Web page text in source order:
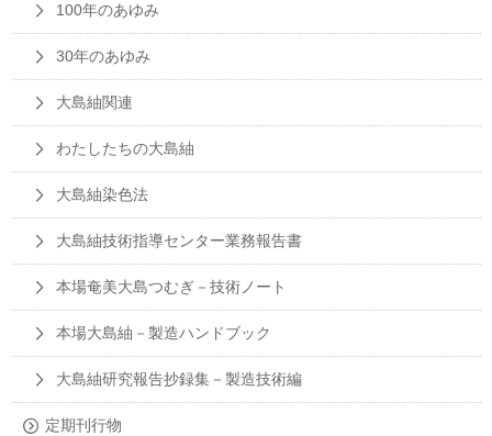
100年のあゆみ
30年のあゆみ
大島紬関連
わたしたちの大島紬
大島紬染色法
大島紬技術指導センター業務報告書
本場奄美大島つむぎ－技術ノート
本場大島紬－製造ハンドブック
大島紬研究報告抄録集－製造技術編
定期刊行物